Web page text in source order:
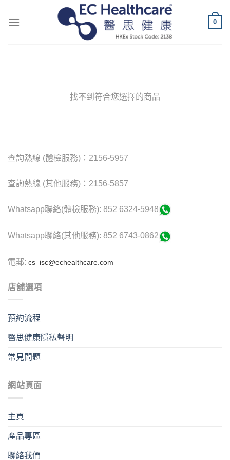
0
找不到符合您選擇的商品
查詢熱線 (體檢服務)：2156-5957
查詢熱線 (其他服務)：2156-5857
Whatsapp聯絡(體檢服務): 852 6324-5948
Whatsapp聯絡(其他服務): 852 6743-0862
電郵: cs_isc@echealthcare.com
店舖選項
預約流程
醫思健康隱私聲明
常見問題
網站頁面
主頁
產品專區
聯絡我們